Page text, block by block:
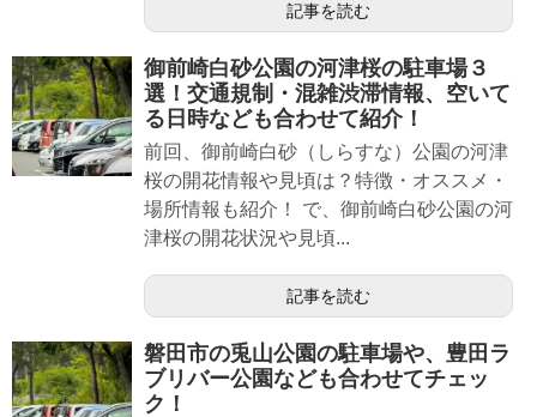
記事を読む
御前崎白砂公園の河津桜の駐車場３
選！交通規制・混雑渋滞情報、空いて
る日時なども合わせて紹介！
前回、御前崎白砂（しらすな）公園の河津
桜の開花情報や見頃は？特徴・オススメ・
場所情報も紹介！ で、御前崎白砂公園の河
津桜の開花状況や見頃...
記事を読む
磐田市の兎山公園の駐車場や、豊田ラ
ブリバー公園なども合わせてチェッ
ク！